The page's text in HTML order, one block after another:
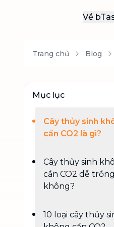
Về
Trang chủ Blog
Mục lục
Cây thủy sinh
cần CO2 là gì?
Cây thủy sinh
cần CO2 dễ trồng
không?
10 loại cây thủy